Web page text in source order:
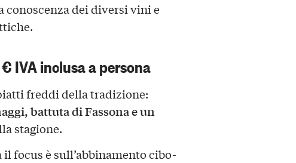
dei diversi vini e
IVA inclusa a persona
freddi della tradizione:
battuta di Fassona e un
stagione.
focus è sull’abbinamento cibo-